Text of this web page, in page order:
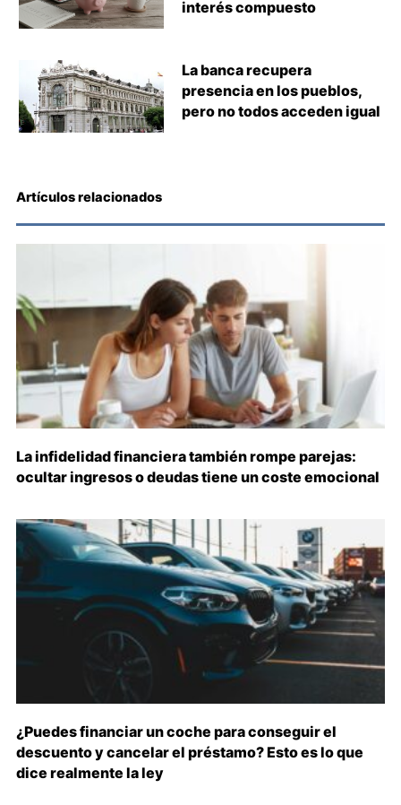
interés compuesto
La banca recupera
presencia en los pueblos,
pero no todos acceden igual
Artículos relacionados
La infidelidad financiera también rompe parejas:
ocultar ingresos o deudas tiene un coste emocional
¿Puedes financiar un coche para conseguir el
descuento y cancelar el préstamo? Esto es lo que
dice realmente la ley